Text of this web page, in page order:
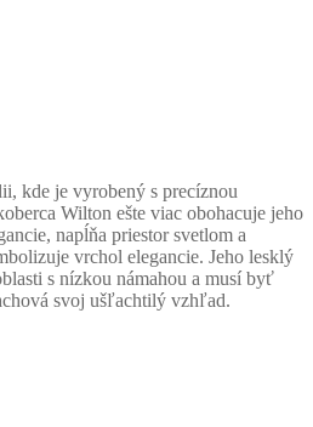
kde je vyrobený s precíznou
Wilton ešte viac obohacuje jeho
napĺňa priestor svetlom a
vrchol elegancie. Jeho lesklý
s nízkou námahou a musí byť
svoj ušľachtilý vzhľad.